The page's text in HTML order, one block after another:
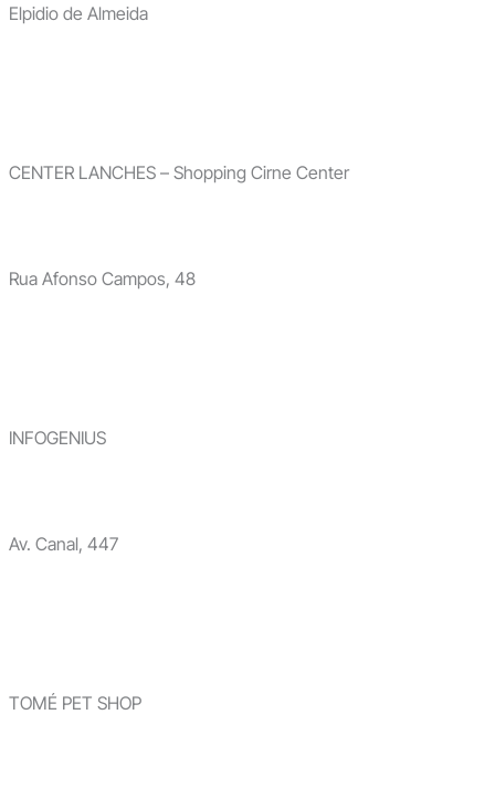
Elpidio de Almeida
CENTER LANCHES – Shopping Cirne Center
Rua Afonso Campos, 48
INFOGENIUS
Av. Canal, 447
TOMÉ PET SHOP